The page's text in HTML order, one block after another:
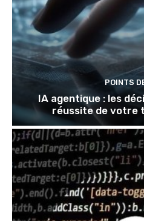
POINTS
IA agentique : les
réussite de votre